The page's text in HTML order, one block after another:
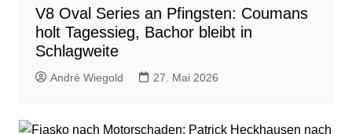
V8 Oval Series an Pfingsten: Coumans
holt Tagessieg, Bachor bleibt in
Schlagweite
André Wiegold 27. Mai 2026